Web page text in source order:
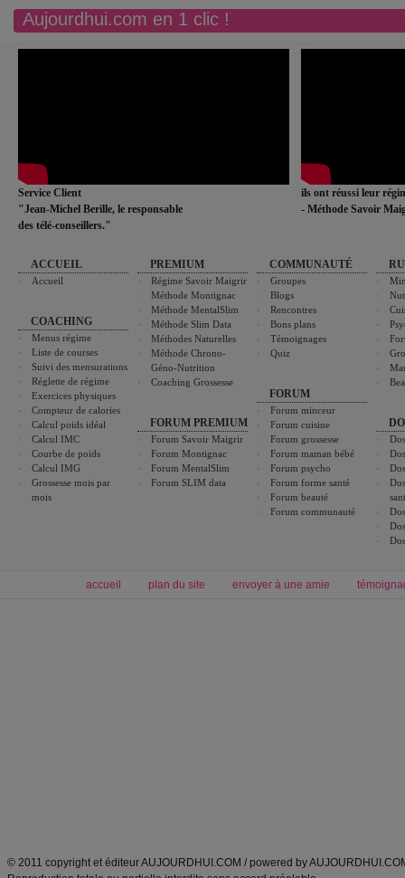
Aujourdhui.com en 1 clic !
Service Client
"Jean-Michel Berille, le responsable
des télé-conseillers."
ils ont réussi leur
- Méthode Savoir
ACCUEIL
Accueil
COACHING
Menus régime
Liste de courses
Suivi des mensurations
Réglette de régime
Exercices physiques
Compteur de calories
Calcul poids idéal
Calcul IMC
Courbe de poids
Calcul IMG
Grossesse mois par
mois
PREMIUM
Régime Savoir Maigrir
Méthode Montignac
Méthode MentalSlim
Méthode Slim Data
Méthodes Naturelles
Méthode Chrono-
Géno-Nutrition
Coaching Grossesse
FORUM PREMIUM
Forum Savoir Maigrir
Forum Montignac
Forum MentalSlim
Forum SLIM data
COMMUNAUTÉ
Groupes
Blogs
Rencontres
Bons plans
Témoignages
Quiz
FORUM
Forum minceur
Forum cuisine
Forum grossesse
Forum maman bébé
Forum psycho
Forum forme santé
Forum beauté
Forum communauté
accueil plan du site envoyer à une amie
© 2011 copyright et éditeur AUJOURDHUI.COM / powered by